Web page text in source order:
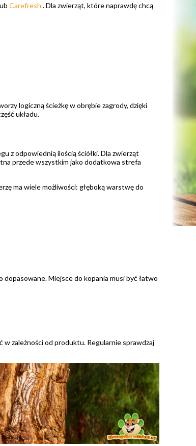
Carefresh . Dla zwierząt, które naprawdę chcą
logiczną ścieżkę w obrębie zagrody, dzięki
układu.
z odpowiednią ilością ściółki. Dla zwierząt
przede wszystkim jako dodatkowa strefa
ma wiele możliwości: głęboką warstwę do
Miejsce do kopania musi być łatwo
zależności od produktu. Regularnie sprawdzaj